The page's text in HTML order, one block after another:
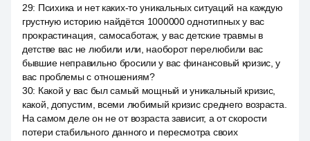
29: Психика и нет каких-то уникальных ситуаций на каждую
грустную историю найдётся 1000000 однотипных у вас
прокрастинация, самосаботаж, у вас детские травмы в
детстве вас не любили или, наоборот перелюбили вас
бывшие неправильно бросили у вас финансовый кризис, у
вас проблемы с отношениям?
30: Какой у вас был самый мощный и уникальный кризис,
какой, допустим, всеми любимый кризис среднего возраста.
На самом деле он не от возраста зависит, а от скорости
потери стабильного данного и пересмотра своих